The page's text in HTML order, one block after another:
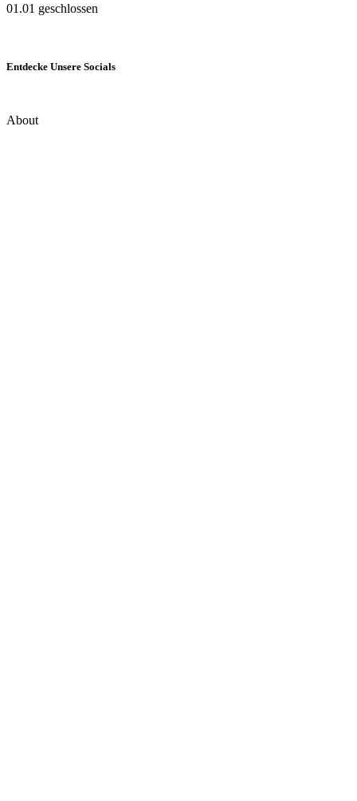
01.01 geschlossen
Entdecke Unsere Socials
About